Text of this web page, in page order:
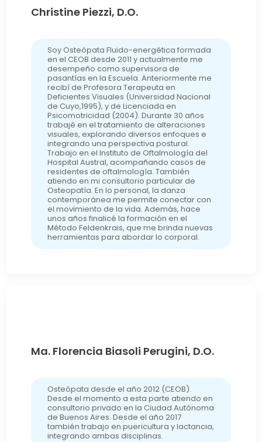
Christine Piezzi, D.O.
Soy Osteópata Fluido-energética formada
en el CEOB desde 2011 y actualmente me
desempeño como supervisora de
pasantías en la Escuela. Anteriormente me
recibí de Profesora Terapeuta en
Deficientes Visuales (Universidad Nacional
de Cuyo,1995), y de Licenciada en
Psicomotricidad (2004). Durante 30 años
trabajé en el tratamiento de alteraciones
visuales, explorando diversos enfoques e
integrando una perspectiva postural.
Trabajo en el Instituto de Oftalmología del
Hospital Austral, acompañando casos de
residentes de oftalmología. También
atiendo en mi consultorio particular de
Osteopatía. En lo personal, la danza
contemporánea me permite conectar con
el movimiento de la vida. Además, hace
unos años finalicé la formación en el
Método Feldenkrais, que me brinda nuevas
herramientas para abordar lo corporal.
Ma. Florencia Biasoli Perugini, D.O.
Osteópata desde el año 2012 (CEOB).
Desde el momento a esta parte atiendo en
consultorio privado en la Ciudad Autónoma
de Buenos Aires. Desde el año 2017
también trabajo en puericultura y lactancia,
integrando ambas disciplinas.